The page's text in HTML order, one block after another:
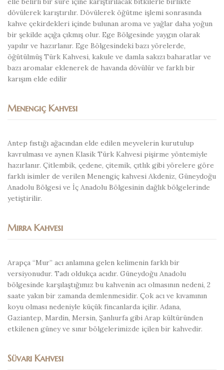
dövülerek karıştırılır. Dövülerek öğütme işlemi sonrasında
kahve çekirdekleri içinde bulunan aroma ve yağlar daha yoğun
bir şekilde açığa çıkmış olur. Ege Bölgesinde yaygın olarak
yapılır ve hazırlanır. Ege Bölgesindeki bazı yörelerde,
öğütülmüş Türk Kahvesi, kakule ve damla sakızı baharatlar ve
bazı aromalar eklenerek de havanda dövülür ve farklı bir
karışım elde edilir
Menengiç Kahvesi
Antep fıstığı ağacından elde edilen meyvelerin kurutulup
kavrulması ve aynen Klasik Türk Kahvesi pişirme yöntemiyle
hazırlanır. Çitlembik, çedene, çitemik, çıtlık gibi yörelere göre
farklı isimler de verilen Menengiç kahvesi Akdeniz, Güneydoğu
Anadolu Bölgesi ve İç Anadolu Bölgesinin dağlık bölgelerinde
yetiştirilir.
Mırra Kahvesi
Arapça “Mur” acı anlamına gelen kelimenin farklı bir
versiyonudur. Tadı oldukça acıdır. Güneydoğu Anadolu
bölgesinde karşılaştığımız bu kahvenin acı olmasının nedeni, 2
saate yakın bir zamanda demlenmesidir. Çok acı ve kıvamının
koyu olması nedeniyle küçük fincanlarda içilir. Adana,
Gaziantep, Mardin, Mersin, Şanlıurfa gibi Arap kültüründen
etkilenen güney ve sınır bölgelerimizde içilen bir kahvedir.
Süvari Kahvesi